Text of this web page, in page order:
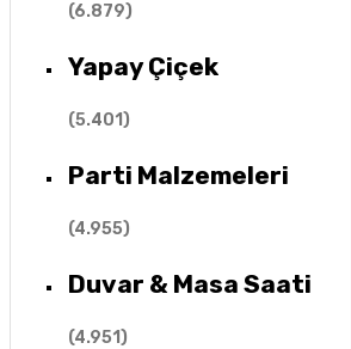
(6.879)
Yapay Çiçek
(5.401)
Parti Malzemeleri
(4.955)
Duvar & Masa Saati
(4.951)